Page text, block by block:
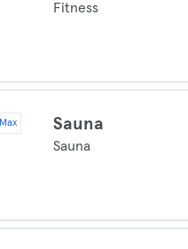
Fitness
Max Sauna
Sauna